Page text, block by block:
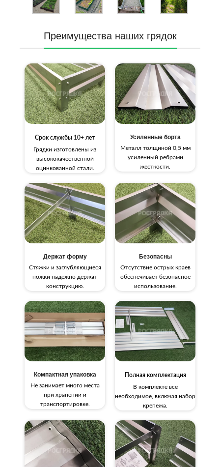
Преимущества наших грядок
Срок службы 10+ лет
Грядки изготовлены из
высококачественной
оцинкованной стали.
Усиленные борта
Металл толщиной 0,5 мм
усиленный ребрами
жесткости.
Держат форму
Стяжки и заглубляющиеся
ножки надежно держат
конструкцию.
Безопасны
Отсутствие острых краев
обеспечивает безопасное
использование.
Компактная упаковка
Не занимает много места
при хранении и
транспортировке.
Полная комплектация
В комплекте все
необходимое, включая набор
крепежа.